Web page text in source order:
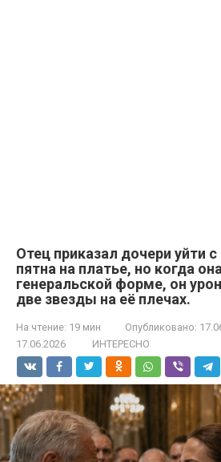
Отец приказал дочери уйти с
пятна на платье, но когда
генеральской форме, он
две звезды на её плечах.
На чтение: 19 мин Опубликовано:
17.06.2026
ИНТЕРЕСНО